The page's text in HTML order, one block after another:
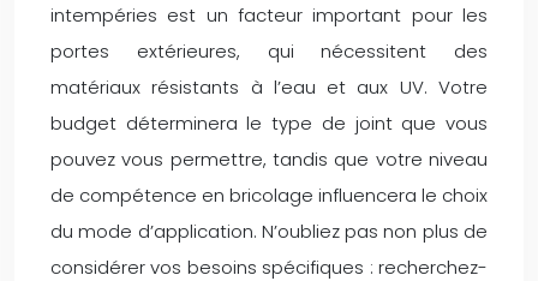
intempéries est un facteur important pour les
portes extérieures, qui nécessitent des
matériaux résistants à l’eau et aux UV. Votre
budget déterminera le type de joint que vous
pouvez vous permettre, tandis que votre niveau
de compétence en bricolage influencera le choix
du mode d’application. N’oubliez pas non plus de
considérer vos besoins spécifiques : recherchez-